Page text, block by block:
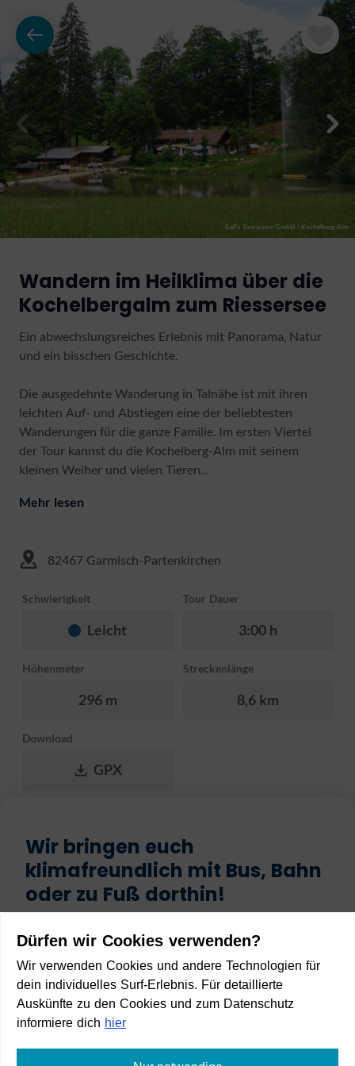
GaPa Tourismus GmbH | Kochelberg-Alm
Wandern im Heilklima über die
Kochelbergalm zum Riessersee
Ein abwechslungsreiches Erlebnis mit Panorama, Natur
und ein bisschen Geschichte.
Die ausgedehnte Wanderung in Talnähe ist mit ihren
leichten Auf- und Abstiegen eine der beliebtesten
Wanderungen für die ganze Familie. Im ersten Viertel
der Tour kannst du die Kochelberg-Alm mit seinem
kleinen Weiher und vielen Tieren...
Mehr lesen
82467 Garmisch-Partenkirchen
Schwierigkeit
Leicht
Tour Dauer
3:00 h
Höhenmeter
296 m
Streckenlänge
8,6 km
Download
GPX
Wir bringen euch
klimafreundlich mit Bus, Bahn
oder zu Fuß dorthin!
Start
Dürfen wir Cookies verwenden?
Wir verwenden Cookies und andere Technologien für
dein individuelles Surf-Erlebnis. Für detaillierte
Auskünfte zu den Cookies und zum Datenschutz
informiere dich hier